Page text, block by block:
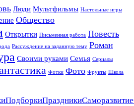
Люди Мультфильмы Настольные игры
Общество
Открытки Письменная работа Повесть
Рассуждение на заданную тему Роман
Своими руками Семья Сериалы
Фотки Фото Фрукты Школа
ПодборкиПраздникиСаморазвитие